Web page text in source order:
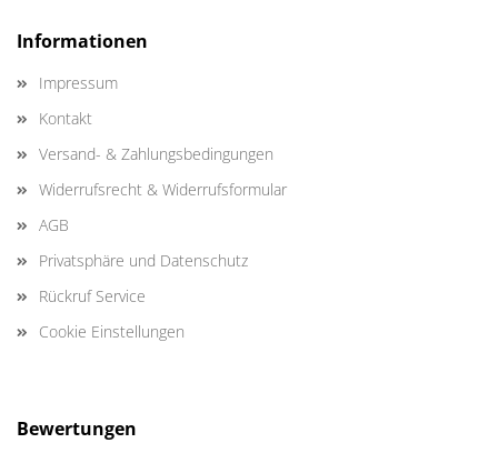
Informationen
Impressum
Kontakt
Versand- & Zahlungsbedingungen
Widerrufsrecht & Widerrufsformular
AGB
Privatsphäre und Datenschutz
Rückruf Service
Cookie Einstellungen
Bewertungen